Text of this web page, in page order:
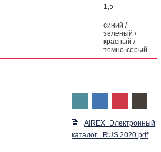
1,5
синий /
зеленый /
красный /
темно-серый
AIREX_Электронный
каталог_ RUS 2020.pdf